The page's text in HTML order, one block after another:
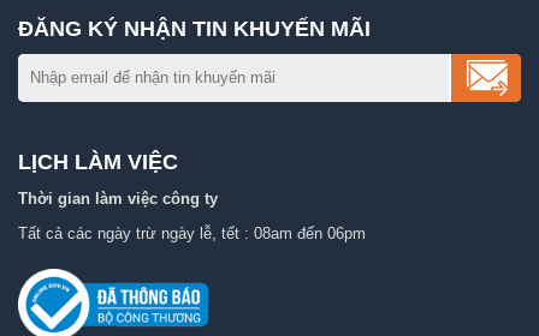
ĐĂNG KÝ NHẬN TIN KHUYẾN MÃI
LỊCH LÀM VIỆC
Thời gian làm việc công ty
Tất cả các ngày trừ ngày lễ, tết : 08am đến 06pm